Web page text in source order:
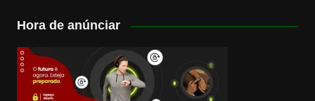
Hora de anúnciar